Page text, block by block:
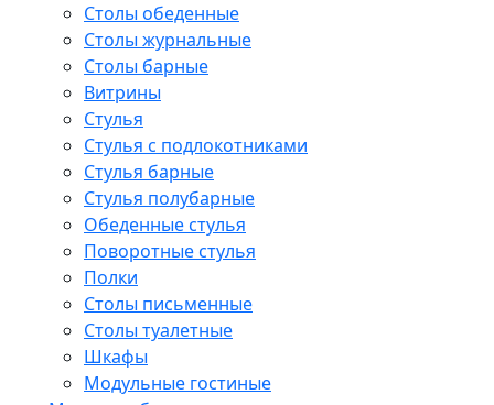
Столы обеденные
Столы журнальные
Столы барные
Витрины
Стулья
Стулья с подлокотниками
Стулья барные
Стулья полубарные
Обеденные стулья
Поворотные стулья
Полки
Столы письменные
Столы туалетные
Шкафы
Модульные гостиные